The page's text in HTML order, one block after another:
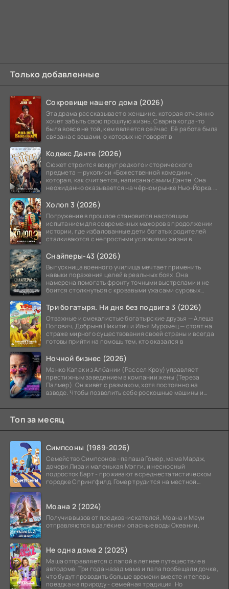
Только добавленные
Сокровище нашего дома (2026)
Эта драма рассказывает о женщине, которая отчаянно
хочет забыть свою прошлую жизнь. Сварна когда-то
была вовсе не той, кем является сейчас. Её работа была
связана с вещами, о которых не говорят в
Кодекс Данте (2026)
Сюжет строится вокруг редкого исторического
предмета — рукописи «Божественной комедии»,
которая, как считается, написана самим Данте. Она
неожиданно оказывается на чёрном рынке Нью-Йорка.
Холоп 3 (2026)
Погружение в прошлое становится настоящим
испытанием для современных мажоров в продолжении
истории, где избалованные дети богатых родителей
сталкиваются с непростыми условиями жизни в
Снайперы-43 (2026)
Выпускница военного училища мечтает применить
навыки поражения целей в реальных боях. Она
намерена помогать фронту точными выстрелами и не
боится столкнуться с кровавыми ужасами суровых
Три богатыря. Ни дня без подвига 3 (2026)
Отважные и смекалистые богатырские друзья — Алеша
Попович, Добрыня Никитич и Илья Муромец — стоят на
страже мирного существования своей страны и всегда
готовы прийти на помощь тем, кто оказался в
Ночной бизнес (2026)
Манко Капак из Албании (Рассел Кроу) управляет
престижным заведением в компании жены (Тереза
Палмер). Он живёт с размахом, хотя постоянно на
взводе. Чтобы позволить себе роскошные машины и
Топ за месяц
Симпсоны (1989-2026)
Семейство Симпсонов - папаша Гомер, мама Мардж,
дочери Лиза и маленькая Мэгги, и несносный
подросток Барт - проживают в среднестатистическом
городке Спрингфилд. Гомер трудится на местной
Моана 2 (2024)
Получив вызов от предков-искателей, Моана и Мауи
отправляются в далёкие и опасные воды Океании.
Не одна дома 2 (2025)
Маша отправляется с папой в летнее путешествие в
автодоме. Три года назад мама и папа пообещали дочке,
что будут проводить больше времени вместе и теперь
поездка на природу - семейная традиция. Но